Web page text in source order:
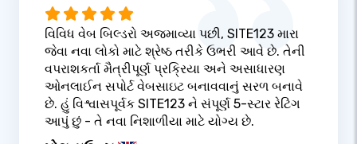
વિવિધ વેબ બિલ્ડરો અજમાવ્યા પછી, SITE123 મારા
જેવા નવા લોકો માટે શ્રેષ્ઠ તરીકે ઉભરી આવે છે. તેની
વપરાશકર્તા મૈત્રીપૂર્ણ પ્રક્રિયા અને અસાધારણ
ઓનલાઈન સપોર્ટ વેબસાઇટ બનાવવાનું સરળ બનાવે
છે. હું વિશ્વાસપૂર્વક SITE123 ને સંપૂર્ણ 5-સ્ટાર રેટિંગ
આપું છું - તે નવા નિશાળીયા માટે યોગ્ય છે.